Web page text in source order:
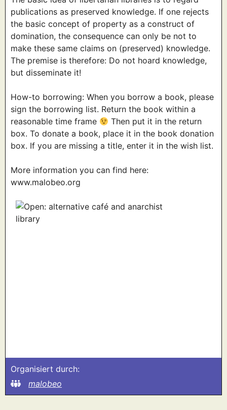
publications as preserved knowledge. If one rejects
the basic concept of property as a construct of
domination, the consequence can only be not to
make these same claims on (preserved) knowledge.
The premise is therefore: Do not hoard knowledge,
but disseminate it!
How-to borrowing: When you borrow a book, please
sign the borrowing list. Return the book within a
reasonable time frame
Then put it in the return
box. To donate a book, place it in the book donation
box. If you are missing a title, enter it in the wish list.
More information you can find here:
www.malobeo.org
Organisiert durch:
malobeo